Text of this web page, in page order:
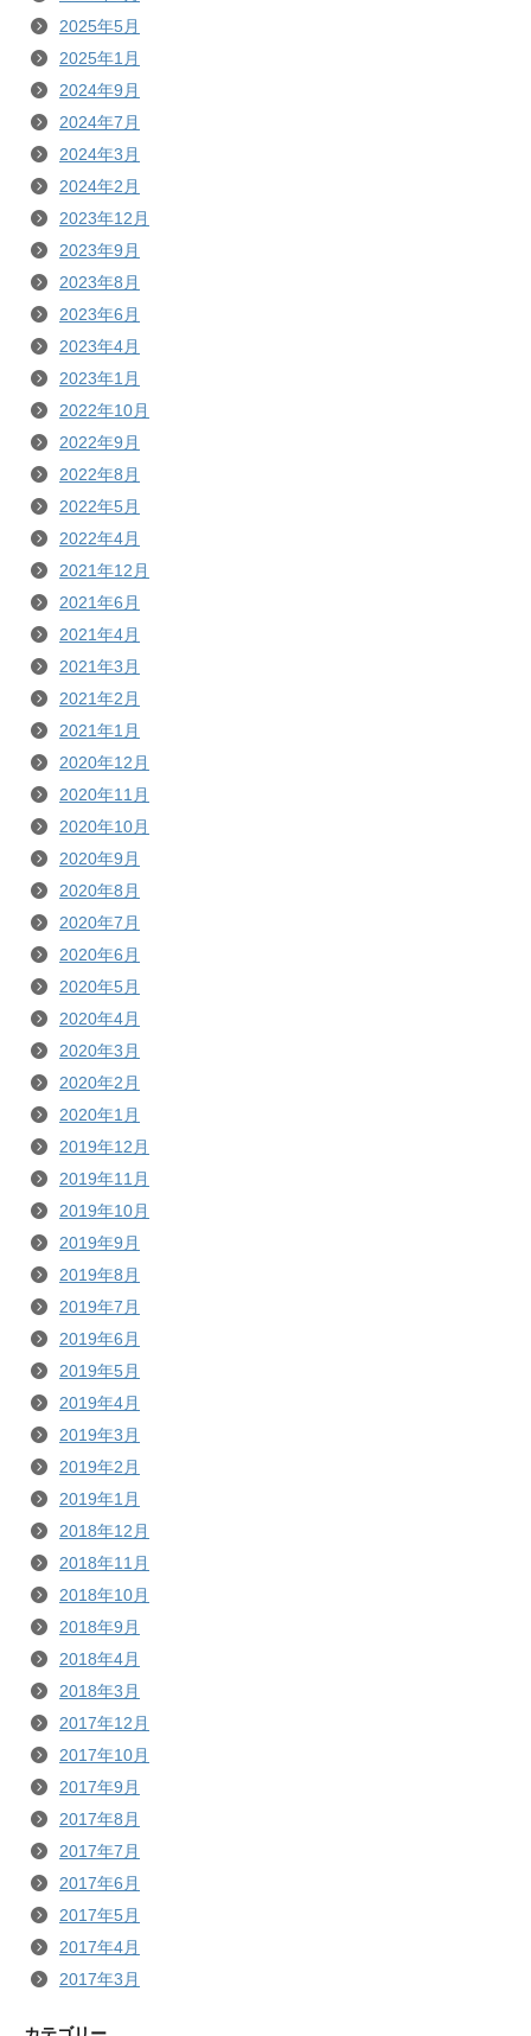
2025年5月
2025年1月
2024年9月
2024年7月
2024年3月
2024年2月
2023年12月
2023年9月
2023年8月
2023年6月
2023年4月
2023年1月
2022年10月
2022年9月
2022年8月
2022年5月
2022年4月
2021年12月
2021年6月
2021年4月
2021年3月
2021年2月
2021年1月
2020年12月
2020年11月
2020年10月
2020年9月
2020年8月
2020年7月
2020年6月
2020年5月
2020年4月
2020年3月
2020年2月
2020年1月
2019年12月
2019年11月
2019年10月
2019年9月
2019年8月
2019年7月
2019年6月
2019年5月
2019年4月
2019年3月
2019年2月
2019年1月
2018年12月
2018年11月
2018年10月
2018年9月
2018年4月
2018年3月
2017年12月
2017年10月
2017年9月
2017年8月
2017年7月
2017年6月
2017年5月
2017年4月
2017年3月